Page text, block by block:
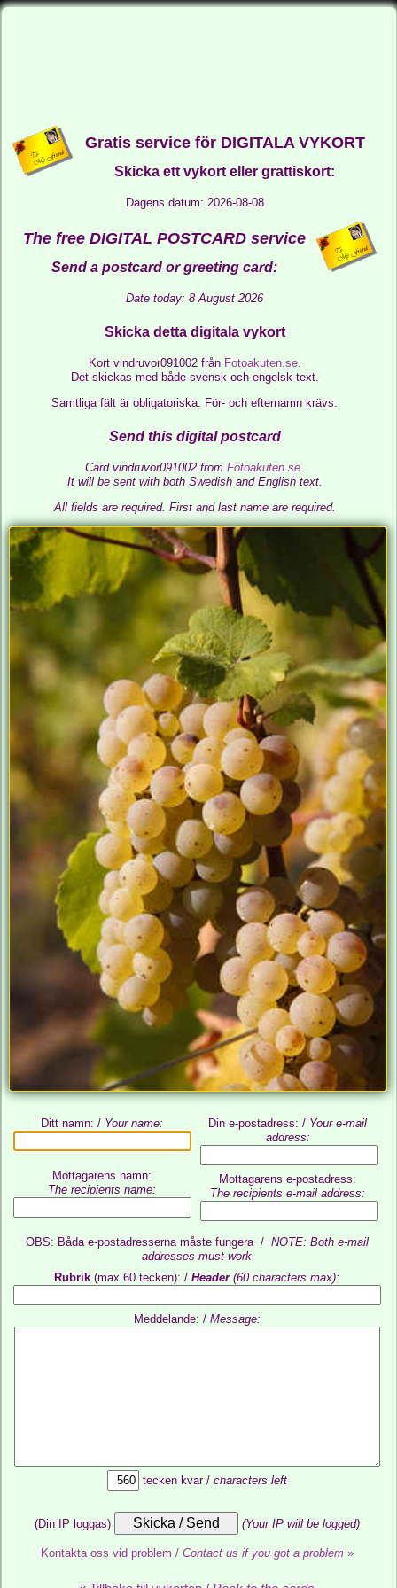
Gratis service för DIGITALA VYKORT
Skicka ett vykort eller grattiskort:
Dagens datum: 2026-08-08
The free DIGITAL POSTCARD service
Send a postcard or greeting card:
Date today: 8 August 2026
Skicka detta digitala vykort
Kort vindruvor091002 från Fotoakuten.se.
Det skickas med både svensk och engelsk text.
Samtliga fält är obligatoriska. För- och efternamn krävs.
Send this digital postcard
Card vindruvor091002 fromFotoakuten.se.
It will be sent with both Swedish and English text.
All fields are required. First and last name are required.
Ditt namn: / Your name:
Mottagarens namn:
The recipients name:
Din e-postadress: / Your e-mail
address:
Mottagarens e-postadress:
The recipients e-mail address:
OBS: Båda e-postadresserna måste fungera / NOTE: Both e-mail
addresses must work
Rubrik (max 60 tecken): / Header(60 characters max):
Meddelande: / Message:
tecken kvar / characters left
(Din IP loggas) (Your IP will be logged)
Kontakta oss vid problem / Contact us if you got a problem»